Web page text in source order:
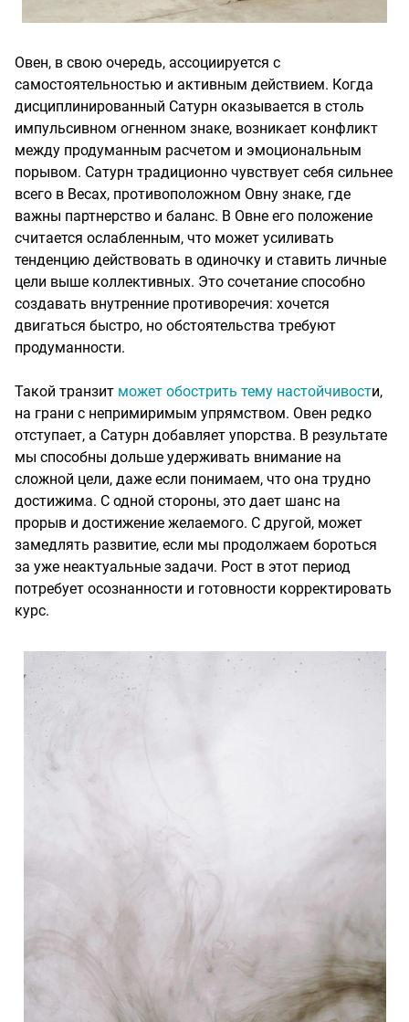
Овен, в свою очередь, ассоциируется с
самостоятельностью и активным действием. Когда
дисциплинированный Сатурн оказывается в столь
импульсивном огненном знаке, возникает конфликт
между продуманным расчетом и эмоциональным
порывом. Сатурн традиционно чувствует себя сильнее
всего в Весах, противоположном Овну знаке, где
важны партнерство и баланс. В Овне его положение
считается ослабленным, что может усиливать
тенденцию действовать в одиночку и ставить личные
цели выше коллективных. Это сочетание способно
создавать внутренние противоречия: хочется
двигаться быстро, но обстоятельства требуют
продуманности.
Такой транзит может обострить тему настойчивости,
на грани с непримиримым упрямством. Овен редко
отступает, а Сатурн добавляет упорства. В результате
мы способны дольше удерживать внимание на
сложной цели, даже если понимаем, что она трудно
достижима. С одной стороны, это дает шанс на
прорыв и достижение желаемого. С другой, может
замедлять развитие, если мы продолжаем бороться
за уже неактуальные задачи. Рост в этот период
потребует осознанности и готовности корректировать
курс.